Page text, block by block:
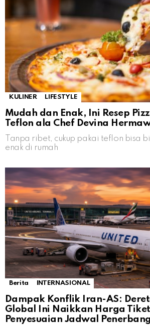
KULINER LIFESTYLE
Mudah dan Enak, Ini Resep
Teflon ala Chef Devina
Tanpa ribet, cukup pakai teflon bisa
enak di rumah
Berita INTERNASIONAL
Dampak Konflik Iran-AS:
Global Ini Naikkan Harga
Penyesuaian Jadwal